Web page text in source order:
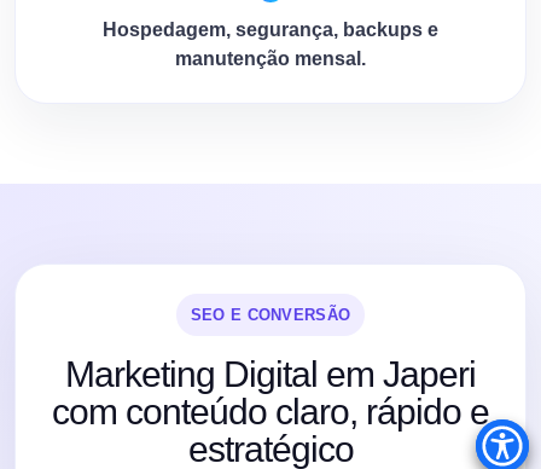
Hospedagem, segurança, backups e
manutenção mensal.
SEO E CONVERSÃO
Marketing Digital em Japeri
com conteúdo claro, rápido e
estratégico